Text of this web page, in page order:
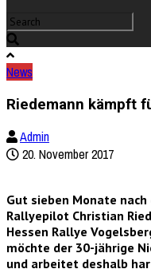
News
Riedemann kämpft
Admin
20. November 2017
Gut sieben Monate
Rallyepilot Christian
Hessen Rallye
möchte der 30-jährige
und arbeitet deshalb